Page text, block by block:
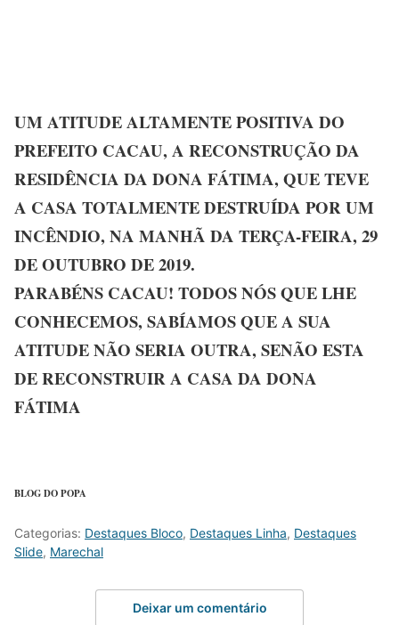
UM ATITUDE ALTAMENTE POSITIVA DO
PREFEITO CACAU, A RECONSTRUÇÃO DA
RESIDÊNCIA DA DONA FÁTIMA, QUE TEVE
A CASA TOTALMENTE DESTRUÍDA POR UM
INCÊNDIO, NA MANHÃ DA TERÇA-FEIRA, 29
DE OUTUBRO DE 2019.
PARABÉNS CACAU! TODOS NÓS QUE LHE
CONHECEMOS, SABÍAMOS QUE A SUA
ATITUDE NÃO SERIA OUTRA, SENÃO ESTA
DE RECONSTRUIR A CASA DA DONA
FÁTIMA
BLOG DO POPA
Categorias: Destaques Bloco, Destaques Linha, Destaques
Slide, Marechal
Deixar um comentário